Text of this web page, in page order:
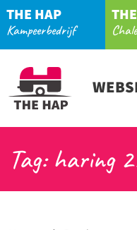
THE HAP
Kampeerbedrijf
Tag: haring